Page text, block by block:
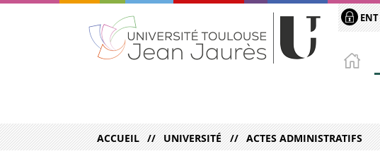
ENT
ACCUEIL UNIVERSITÉ ACTES ADMINISTRATIFS